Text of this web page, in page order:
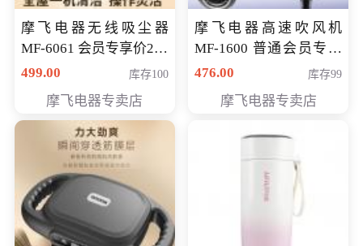
摩飞电器无线吸尘器
MF-6061 会员专享价299
元
499.00 库存100
摩飞电器专卖店
摩飞电器高速吹风机
MF-1600 普通会员专享
价298元
476.00 库存99
摩飞电器专卖店